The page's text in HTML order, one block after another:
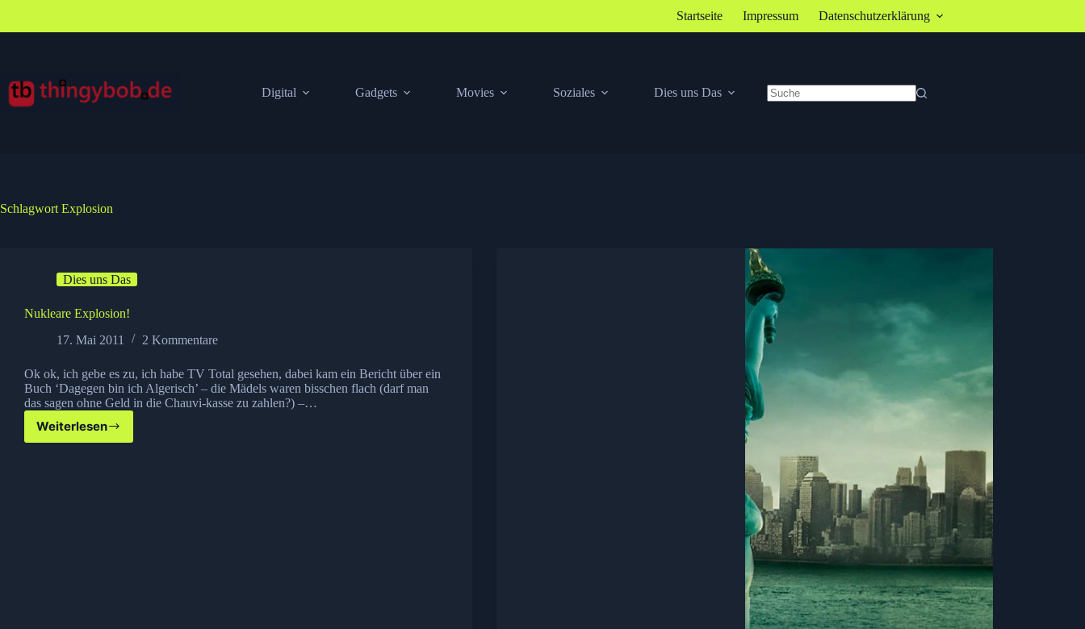
springen
Startseite Impressum Datenschutzerklärung
Digital Gadgets Movies Soziales
Dies uns Das
Schlagwort Explosion
Dies uns Das
Nukleare Explosion!
17. Mai 2011
2 Kommentare
Ok ok, ich gebe es zu, ich habe TV Total gesehen, dabei kam ein Bericht über ein
Buch ‘Dagegen bin ich Algerisch’ – die Mädels waren bisschen flach (darf man
das sagen ohne Geld in die Chauvi-kasse zu zahlen?) –…
Weiterlesen
Nukleare